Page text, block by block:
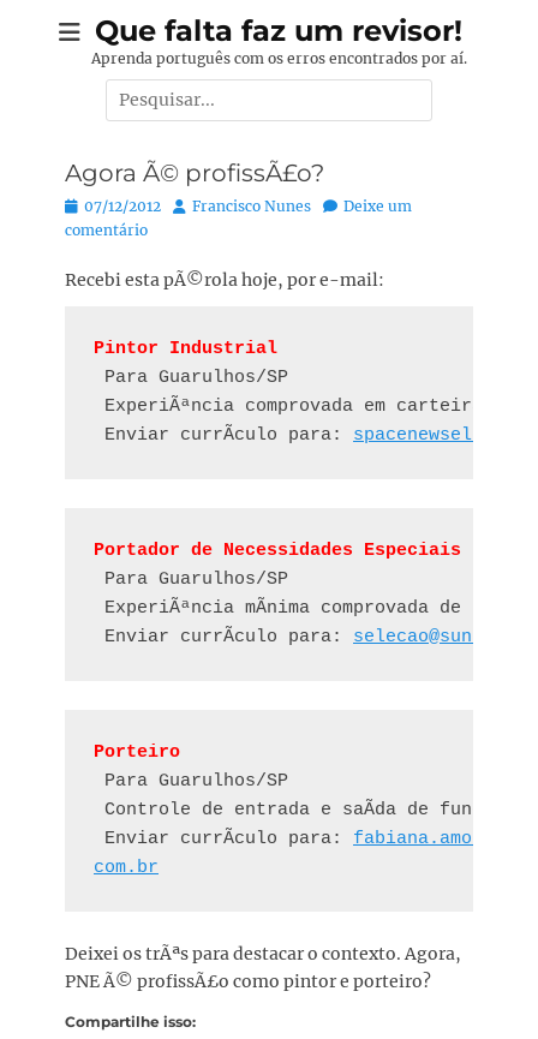
Que falta faz um revisor!
Aprenda português com os erros encontrados por aí.
Pesquisar
por:
Agora Ã© profissÃ£o?
Posted
on
07/12/2012 Autor:
Francisco Nunes
Deixe um
comentário
Recebi esta pÃ©rola hoje, por e-mail:
Pintor Industrial
Para Guarulhos/SP
ExperiÃªncia comprovada em carteira
Enviar currÃ­culo para:
Portador de Necessidades Especiais (PNE)
Para Guarulhos/SP
ExperiÃªncia mÃ­nima comprovada de 6
Enviar currÃ­culo para:
Porteiro
Para Guarulhos/SP
Controle de entrada e saÃ­da de
Enviar currÃ­culo para:
com.br
Deixei os trÃªs para destacar o contexto. Agora,
PNE Ã© profissÃ£o como pintor e porteiro?
Compartilhe isso: